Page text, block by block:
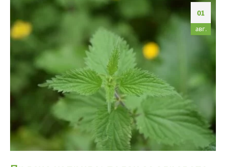
01
авг.